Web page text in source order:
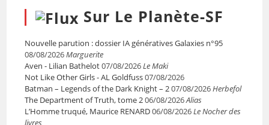
Sur Le Planète-SF
Nouvelle parution : dossier IA génératives Galaxies n°95
08/08/2026Marguerite
Aven - Lilian Bathelot07/08/2026Le Maki
Not Like Other Girls - AL Goldfuss07/08/2026
Batman – Legends of the Dark Knight – 207/08/2026Herbefol
The Department of Truth, tome 206/08/2026Alias
L’Homme truqué, Maurice RENARD06/08/2026Le Nocher des
livres